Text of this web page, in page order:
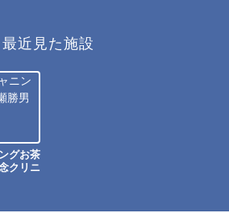
最近見た施設
グお茶
クリニ